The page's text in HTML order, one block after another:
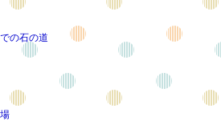
の石の道